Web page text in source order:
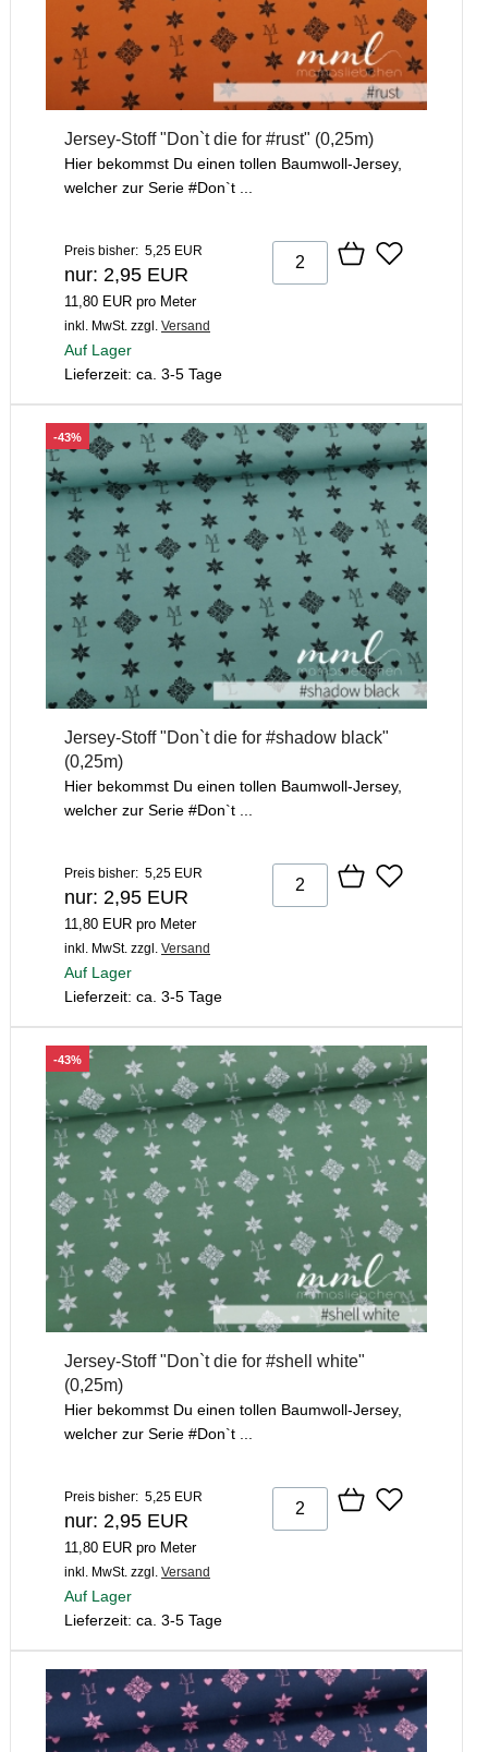
Jersey-Stoff "Don`t die for #rust" (0,25m)
Hier bekommst Du einen tollen Baumwoll-Jersey,
welcher zur Serie #Don`t ...
Preis bisher: 5,25 EUR
nur: 2,95 EUR
11,80 EUR pro Meter
inkl. MwSt. zzgl. Versand
Auf Lager
Lieferzeit: ca. 3-5 Tage
-43%
Jersey-Stoff "Don`t die for #shadow black"
(0,25m)
Hier bekommst Du einen tollen Baumwoll-Jersey,
welcher zur Serie #Don`t ...
Preis bisher: 5,25 EUR
nur: 2,95 EUR
11,80 EUR pro Meter
inkl. MwSt. zzgl. Versand
Auf Lager
Lieferzeit: ca. 3-5 Tage
-43%
Jersey-Stoff "Don`t die for #shell white"
(0,25m)
Hier bekommst Du einen tollen Baumwoll-Jersey,
welcher zur Serie #Don`t ...
Preis bisher: 5,25 EUR
nur: 2,95 EUR
11,80 EUR pro Meter
inkl. MwSt. zzgl. Versand
Auf Lager
Lieferzeit: ca. 3-5 Tage